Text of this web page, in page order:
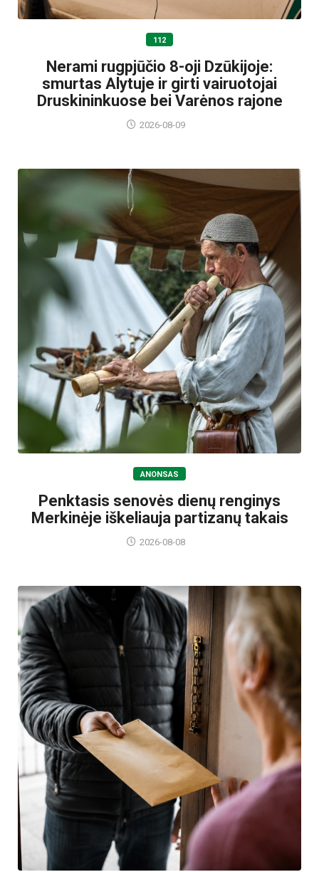
112
Nerami rugpjūčio 8-oji Dzūkijoje:
smurtas Alytuje ir girti vairuotojai
Druskininkuose bei Varėnos rajone
2026-08-09
ANONSAS
Penktasis senovės dienų renginys
Merkinėje iškeliauja partizanų takais
2026-08-08